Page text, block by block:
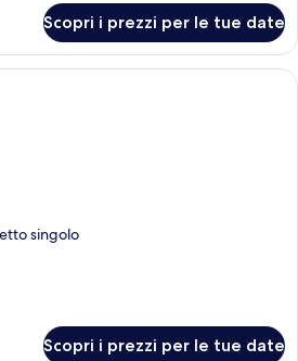
Scopri i prezzi per le tue date
Una camera d'albergo con un letto,
singolo
Scopri i prezzi per le tue date